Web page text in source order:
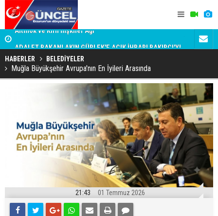
KİM KORUYOR?
Taraftar
HABERLER BELEDİYELER
Muğla Büyükşehir Avrupa'nın En İyileri Arasında
21:43 01 Temmuz 2026